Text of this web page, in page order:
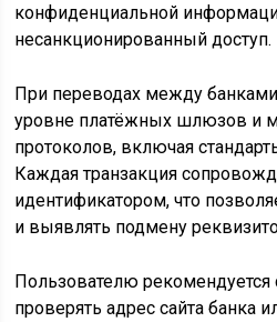
конфиденциальной
несанкционированный доступ.
При переводах между
уровне платёжных шлюзов и
протоколов, включая
Каждая транзакция
идентификатором, что
и выявлять подмену
Пользователю рекомендуется
проверять адрес сайта банка